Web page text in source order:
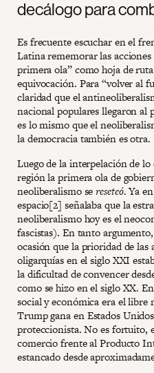
decálogo para
Es frecuente escuchar en el
Latina rememorar las
primera ola” como hoja de
equivocación. Para “volver al
claridad que el
nacional populares llegaron al
es lo mismo que el
la democracia también es otra.
Luego de la interpelación de
región la primera ola de
neoliberalismo sereseteó. Ya
espacio[2] señalaba que la
neoliberalismo hoy es el
fascistas). En tanto
ocasión que la prioridad de las
oligarquías en el siglo XXI
la dificultad de convencer
como se hizo en el siglo XX.
social y económica era el
Trump gana en Estados
proteccionista. No es fortuito,
comercio frente al Producto
estancado desde